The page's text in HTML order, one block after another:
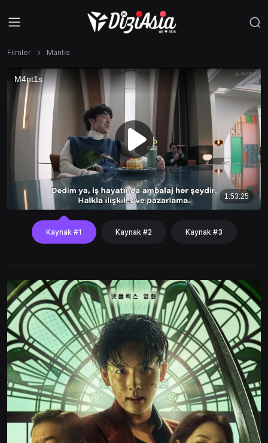
Filmler Mantis
Kaynak #1 Kaynak #2 Kaynak #3